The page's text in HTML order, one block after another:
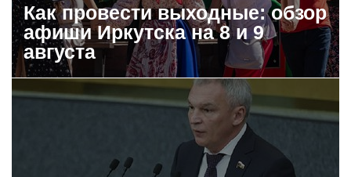
Как провести выходные: обзор
афиши Иркутска на 8 и 9
августа